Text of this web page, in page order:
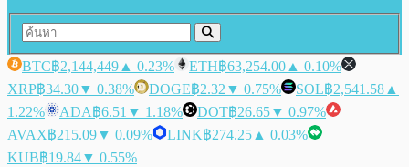
BTC฿2,144,449 ▲ 0.23% ETH฿63,254.00 ▲ 0.10%
XRP฿34.30▼ 0.38% DOGE฿2.32 ▼ 0.75% SOL฿2,541.58 ▲
1.22%
ADA฿6.51 ▼ 1.18% DOT฿26.65▼ 0.97%
AVAX฿215.09▼ 0.09% LINK฿274.25 ▲ 0.03%
KUB฿19.84▼ 0.55%